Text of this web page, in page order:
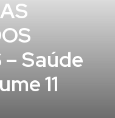
– Saúde
11